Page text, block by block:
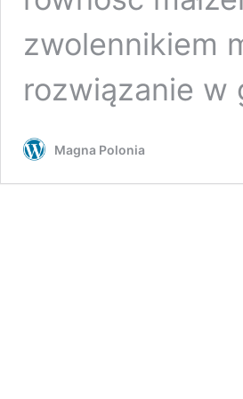
zwolennikiem
rozwiązanie
Magna Polonia